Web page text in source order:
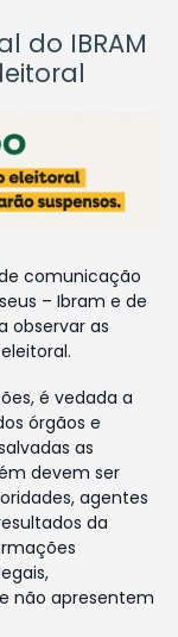
do IBRAM
comunicação
– Ibram e de
observar as
é vedada a
órgãos e
as
devem ser
agentes
da
não apresentem